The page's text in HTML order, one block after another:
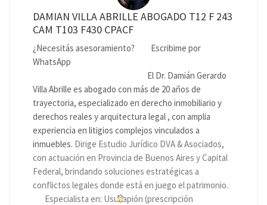
DAMIAN VILLA ABRILLE ABOGADO T12 F 243
CAM T103 F430 CPACF
¿Necesitás asesoramiento?
Escribime por
WhatsApp
El Dr. Damián Gerardo
Villa Abrille es abogado con más de 20 años de
trayectoria, especializado en derecho inmobiliario y
derechos reales y arquitectura legal , con amplia
experiencia en litigios complejos vinculados a
inmuebles. Dirige Estudio Jurídico DVA & Asociados,
con actuación en Provincia de Buenos Aires y Capital
Federal, brindando soluciones estratégicas a
conflictos legales donde está en juego el patrimonio.
Especialista en: Usucapión (prescripción